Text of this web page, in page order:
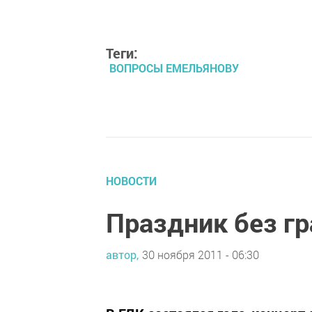
Теги:
ВОПРОСЫ ЕМЕЛЬЯНОВУ
НОВОСТИ
Праздник без
автор, 30 ноября 2011 - 06:30